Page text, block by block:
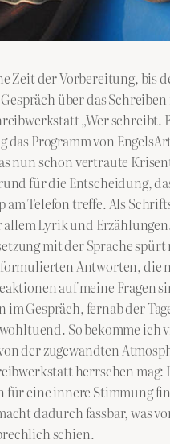
Zeit der Vorbereitung, bis
über das
„Wer schreibt.
das Programm von
nun schon vertraute
für die Entscheidung,
am Telefon treffe. Als
allem Lyrik und
mit der Sprache spürt
Antworten, die
auf meine Fragen
im Gespräch, fernab der
So bekomme ich
der zugewandten
herrschen mag:
für eine innere Stimmung
dadurch fassbar, was
schien.